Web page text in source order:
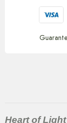
Heart of